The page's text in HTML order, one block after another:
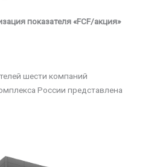
показателя «FCF/акция»
шести компаний
России представлена